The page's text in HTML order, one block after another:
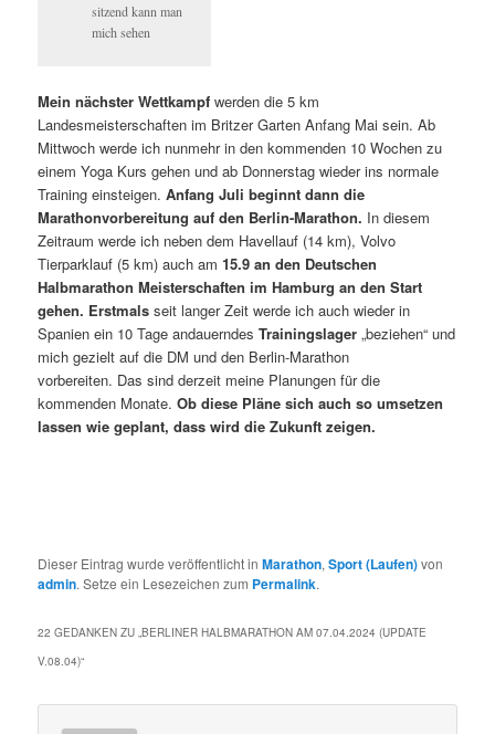
sitzend kann man
mich sehen
Mein nächster Wettkampf werden die 5 km
Landesmeisterschaften im Britzer Garten Anfang Mai sein. Ab
Mittwoch werde ich nunmehr in den kommenden 10 Wochen zu
einem Yoga Kurs gehen und ab Donnerstag wieder ins normale
Training einsteigen.Anfang Juli beginnt dann die
Marathonvorbereitung auf den Berlin-Marathon. In diesem
Zeitraum werde ich neben dem Havellauf (14 km), Volvo
Tierparklauf (5 km) auch am15.9 an den Deutschen
Halbmarathon Meisterschaften im Hamburg an den Start
gehen. Erstmalsseit langer Zeit werde ich auch wieder in
Spanien ein 10 Tage andauerndesTrainingslager „beziehen“ und
mich gezielt auf die DM und den Berlin-Marathon
vorbereiten. Das sind derzeit meine Planungen für die
kommenden Monate.Ob diese Pläne sich auch so umsetzen
lassen wie geplant, dass wird die Zukunft zeigen.
Dieser Eintrag wurde veröffentlicht inMarathon,Sport (Laufen)von
admin. Setze ein Lesezeichen zum Permalink.
22 GEDANKEN ZU „BERLINER HALBMARATHON AM 07.04.2024 (UPDATE
V.08.04)“